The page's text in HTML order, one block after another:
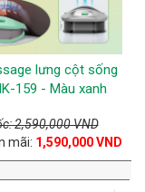
lưng cột sống
159 - Màu xanh
2,590,000 VND
mãi: 1,590,000 VND